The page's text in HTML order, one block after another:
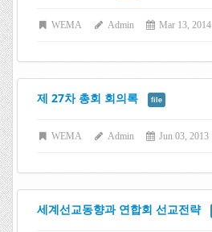
WEMA Admin Mar 13, 2014
제 27차 총회 회의록 file
WEMA Admin Jun 03, 2013
세계선교동향과 연합회 선교전략